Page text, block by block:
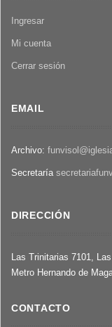
Ingresar
Mi cuenta
Cerrar sesión
EMAIL
Archivo:
Secretaría
DIRECCIÓN
Las Trinitarias 7101,
Metro Hernando de
CONTACTO